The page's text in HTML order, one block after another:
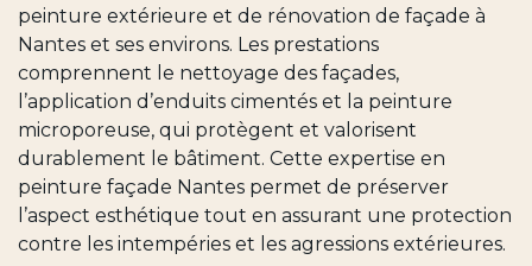
peinture extérieure et de rénovation de façade à
Nantes et ses environs. Les prestations
comprennent le nettoyage des façades,
l’application d’enduits cimentés et la peinture
microporeuse, qui protègent et valorisent
durablement le bâtiment. Cette expertise en
peinture façade Nantes permet de préserver
l’aspect esthétique tout en assurant une protection
contre les intempéries et les agressions extérieures.